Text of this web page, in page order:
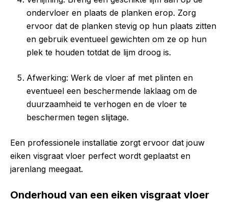
ondervloer en plaats de planken erop. Zorg
ervoor dat de planken stevig op hun plaats zitten
en gebruik eventueel gewichten om ze op hun
plek te houden totdat de lijm droog is.
Afwerking: Werk de vloer af met plinten en
eventueel een beschermende laklaag om de
duurzaamheid te verhogen en de vloer te
beschermen tegen slijtage.
Een professionele installatie zorgt ervoor dat jouw
eiken visgraat vloer perfect wordt geplaatst en
jarenlang meegaat.
Onderhoud van een eiken visgraat vloer